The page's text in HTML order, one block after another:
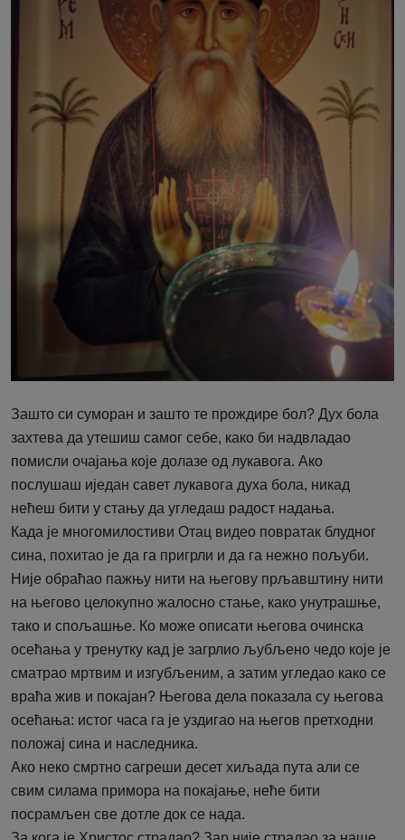
Зашто си суморан и зашто те прождире бол? Дух бола
захтева да утешиш самог себе, како би надвладао
помисли очајања које долазе од лукавога. Ако
послушаш иједан савет лукавога духа бола, никад
нећеш бити у стању да угледаш радост надања.
Када је многомилостиви Отац видео повратак блудног
сина, похитао је да га пригрли и да га нежно пољуби.
Није обраћао пажњу нити на његову прљавштину нити
на његово целокупно жалосно стање, како унутрашње,
тако и спољашње. Ко може описати његова очинска
осећања у тренутку кад је загрлио љубљено чедо које је
сматрао мртвим и изгубљеним, а затим угледао како се
враћа жив и покајан? Његова дела показала су његова
осећања: истог часа га је уздигао на његов претходни
положај сина и наследника.
Ако неко смртно сагреши десет хиљада пута али се
свим силама примора на покајање, неће бити
посрамљен све дотле док се нада.